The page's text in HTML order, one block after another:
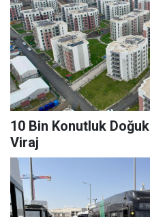
10 Bin Konutluk
Viraj